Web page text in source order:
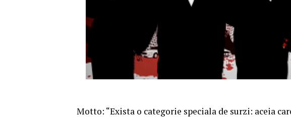
Motto: “Exista o categorie speciala de surzi: aceia